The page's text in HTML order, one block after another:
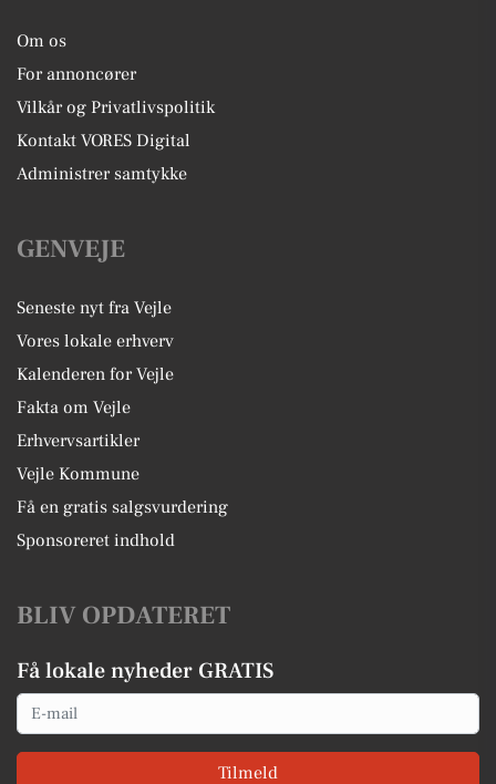
Om os
For annoncører
Vilkår og Privatlivspolitik
Kontakt VORES Digital
Administrer samtykke
GENVEJE
Seneste nyt fra Vejle
Vores lokale erhverv
Kalenderen for Vejle
Fakta om Vejle
Erhvervsartikler
Vejle Kommune
Få en gratis salgsvurdering
Sponsoreret indhold
BLIV OPDATERET
Få lokale nyheder GRATIS
Email
Tilmeld